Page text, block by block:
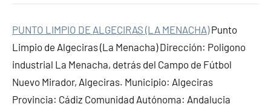
PUNTO LIMPIO DE ALGECIRAS (LA MENACHA)Punto
Limpio de Algeciras (La Menacha) Dirección: Poligono
industrial La Menacha, detrás del Campo de Fútbol
Nuevo Mirador, Algeciras. Municipio: Algeciras
Provincia: Cádiz Comunidad Autónoma: Andalucia